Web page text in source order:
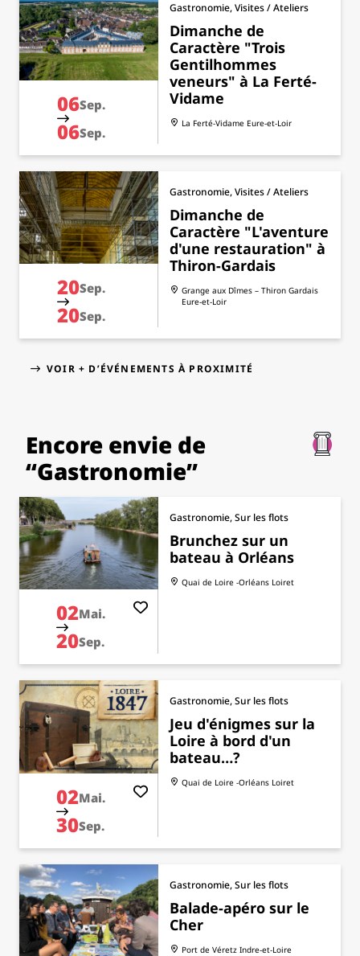
06Sep.
06Sep.
Gastronomie, Visites / Ateliers
Dimanche de
Caractère "Trois
Gentilhommes
veneurs" à La Ferté-
Vidame
La Ferté-Vidame Eure-et-Loir
20Sep.
20Sep.
Gastronomie, Visites / Ateliers
Dimanche de
Caractère "L'aventure
d'une restauration" à
Thiron-Gardais
Grange aux Dîmes – Thiron Gardais
Eure-et-Loir
VOIR + D’ÉVÉNEMENTS À PROXIMITÉ
Encore envie de
“Gastronomie”
02Mai.
20Sep.
Gastronomie, Sur les flots
Brunchez sur un
bateau à Orléans
Quai de Loire -Orléans Loiret
02Mai.
30Sep.
Gastronomie, Sur les flots
Jeu d'énigmes sur la
Loire à bord d'un
bateau…?
Quai de Loire -Orléans Loiret
Gastronomie, Sur les flots
Balade-apéro sur le
Cher
Port de VéretzIndre-et-Loire